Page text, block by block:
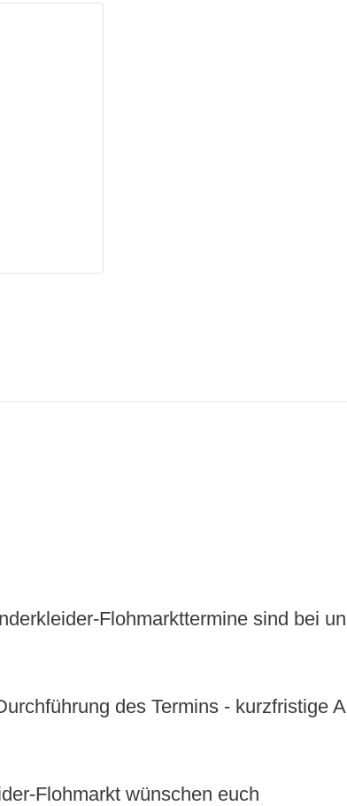
Flohmarkttermine sind bei
des Termins - kurzfristige
Flohmarkt wünschen euch